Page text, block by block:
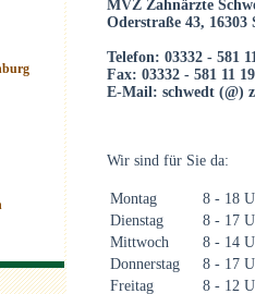
MVZ Zahnärzte
Oderstraße 43, 16303
Telefon: 03332 - 581
Fax: 03332 - 581 11 19
E-Mail: schwedt (@)
Wir sind für Sie da:
Montag
8 - 18
Dienstag
8 - 17
Mittwoch
8 - 14
Donnerstag
8 - 17
Freitag
8 - 12